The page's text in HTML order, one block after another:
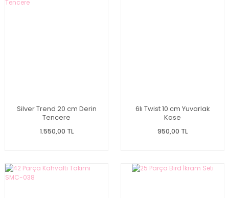
Silver Trend 20 cm Derin
Tencere
1.550,00 TL
6lı Twist 10 cm Yuvarlak
Kase
950,00 TL